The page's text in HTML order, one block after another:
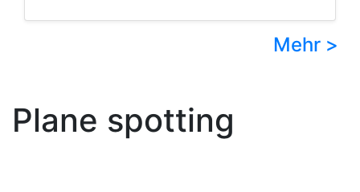
Mehr >
Plane spotting